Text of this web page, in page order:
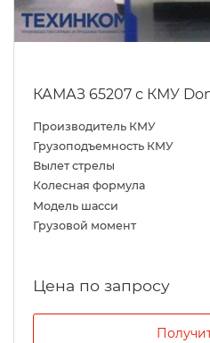
КАМАЗ 65207 с КМУ
Производитель КМУ
Грузоподъемность КМУ
Вылет стрелы
Колесная формула
Модель шасси
Грузовой момент
Цена по запросу